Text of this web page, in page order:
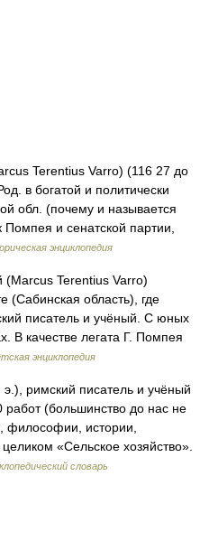
Terentius Varro) (116 27 до
в богатой и политически
обл. (почему и называется
и сенатской партии,
энциклопедия
Terentius Varro)
(Сабинская область), где
писатель и учёный. С юных
В качестве легата Г. Помпея
энциклопедия
римский писатель и учёный
работ (большинство до нас не
философии, истории,
«Сельское хозяйство».
словарь